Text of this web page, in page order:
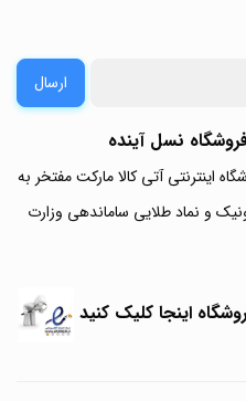
ارسال
نسل آینده
اینترنتی آتی کالا مارکت مفتخر به
و نماد طلایی ساماندهی وزارت
اینجا کلیک کنید